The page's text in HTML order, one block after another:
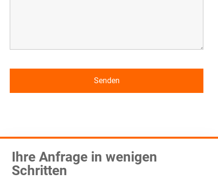
Ihre Anfrage in wenigen
Schritten